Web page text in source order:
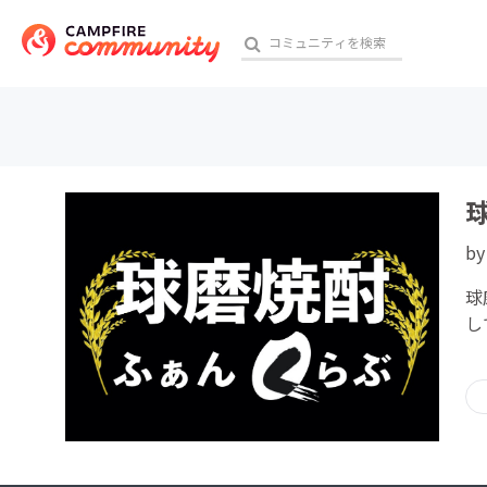
おす
アート・写真
テクノロジー・ガジェット
映像・映画
ビジネス・起業
チャレンジ
by